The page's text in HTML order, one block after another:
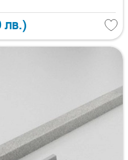
лв.)